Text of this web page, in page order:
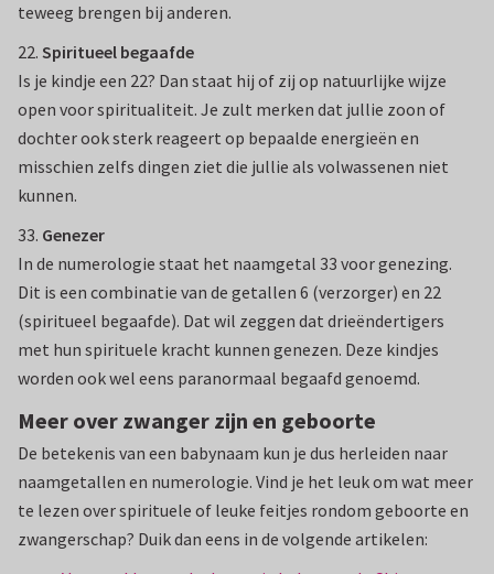
teweeg brengen bij anderen.
22. Spiritueel begaafde
Is je kindje een 22? Dan staat hij of zij op natuurlijke wijze
open voor spiritualiteit. Je zult merken dat jullie zoon of
dochter ook sterk reageert op bepaalde energieën en
misschien zelfs dingen ziet die jullie als volwassenen niet
kunnen.
33. Genezer
In de numerologie staat het naamgetal 33 voor genezing.
Dit is een combinatie van de getallen 6 (verzorger) en 22
(spiritueel begaafde). Dat wil zeggen dat drieëndertigers
met hun spirituele kracht kunnen genezen. Deze kindjes
worden ook wel eens paranormaal begaafd genoemd.
Meer over zwanger zijn en geboorte
De betekenis van een babynaam kun je dus herleiden naar
naamgetallen en numerologie. Vind je het leuk om wat meer
te lezen over spirituele of leuke feitjes rondom geboorte en
zwangerschap? Duik dan eens in de volgende artikelen: